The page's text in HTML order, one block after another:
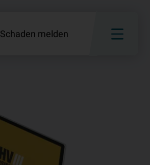
Schaden melden